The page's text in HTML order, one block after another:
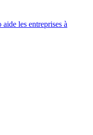
les entreprises à